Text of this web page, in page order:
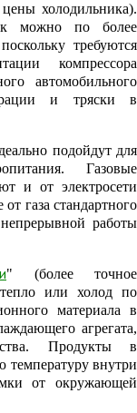
холодильника).
можно по более
требуются
компрессора
автомобильного
и тряски в
подойдут для
Газовые
и от электросети
газа стандартного
работы
" (более точное
или холод по
материала в
агрегата,
Продукты в
температуру внутри
от окружающей